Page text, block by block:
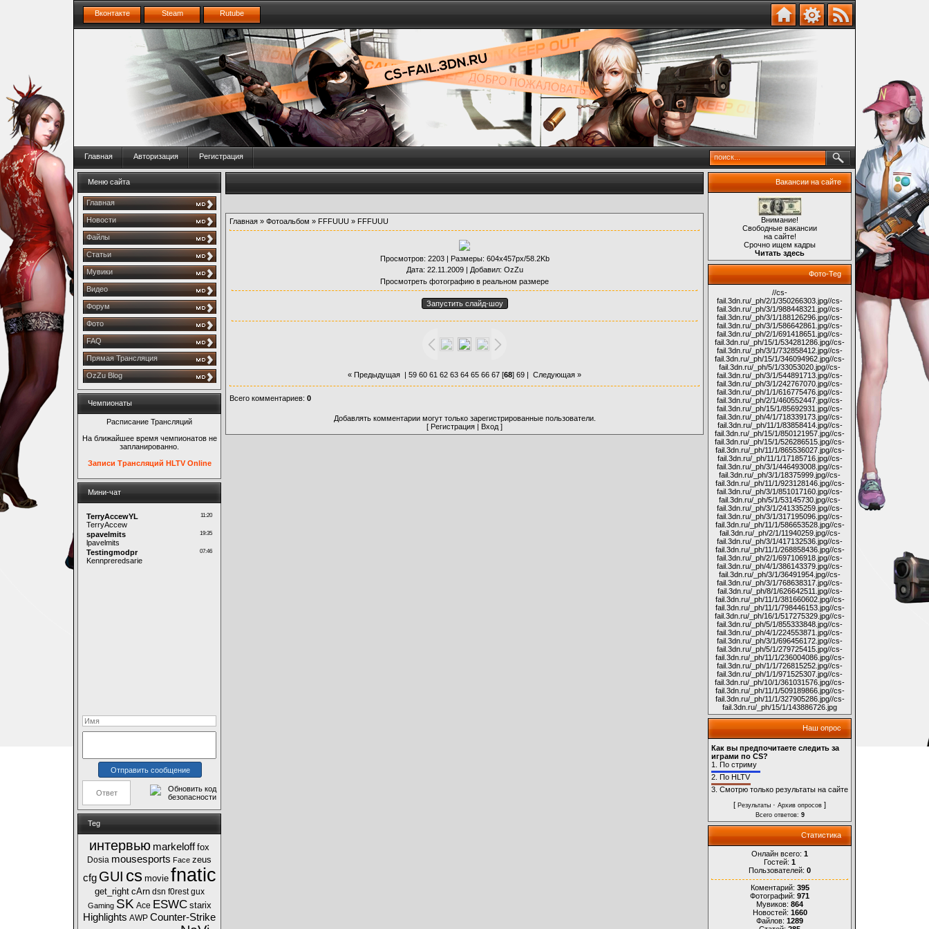
Вконтакте Steam Rutube
Главная Авторизация Регистрация
Меню сайта
Главная
Новости
Файлы
Статьи
Мувики
Видео
Форум
Фото
FAQ
Прямая Трансляция
OzZu Blog
Чемпионаты
Расписание Трансляций
На ближайшее время чемпионатов не
запланированно.
Записи Трансляций HLTV Online
Мини-чат
Teg
интервью markeloff fox
Dosia mousesports Face zeus
cfg GUI cs movie fnatic
get_right cArn dsn f0rest gux
Gaming SK Ace ESWC starix
Highlights AWP Counter-Strike
Главная » Фотоальбом » FFFUUU » FFFUUU
Просмотров: 2203 | Размеры: 604x457px/58.2Kb
Дата: 22.11.2009 | Добавил: OzZu
Просмотреть фотографию в реальном размере
« Предыдущая | 59 60 61 62 63 64 65 66 67 [68] 69 | Следующая »
Всего комментариев: 0
Добавлять комментарии могут только зарегистрированные пользователи.
[ Регистрация | Вход ]
Вакансии на сайте
Внимание!
Свободные вакансии
на сайте!
Срочно ищем кадры
Читать здесь
Фото-Teg
//cs-
fail.3dn.ru/_ph/2/1/350266303.jpg//cs-
fail.3dn.ru/_ph/3/1/988448321.jpg//cs-
fail.3dn.ru/_ph/3/1/188126296.jpg//cs-
fail.3dn.ru/_ph/3/1/586642861.jpg//cs-
fail.3dn.ru/_ph/2/1/691418651.jpg//cs-
fail.3dn.ru/_ph/15/1/534281286.jpg//cs-
fail.3dn.ru/_ph/3/1/732858412.jpg//cs-
fail.3dn.ru/_ph/15/1/346094962.jpg//cs-
fail.3dn.ru/_ph/5/1/33053020.jpg//cs-
fail.3dn.ru/_ph/3/1/544891713.jpg//cs-
fail.3dn.ru/_ph/3/1/242767070.jpg//cs-
fail.3dn.ru/_ph/1/1/616775476.jpg//cs-
fail.3dn.ru/_ph/2/1/460552447.jpg//cs-
fail.3dn.ru/_ph/15/1/85692931.jpg//cs-
fail.3dn.ru/_ph/4/1/718339173.jpg//cs-
fail.3dn.ru/_ph/11/1/83858414.jpg//cs-
fail.3dn.ru/_ph/15/1/850121957.jpg//cs-
fail.3dn.ru/_ph/15/1/526286515.jpg//cs-
fail.3dn.ru/_ph/11/1/865536027.jpg//cs-
fail.3dn.ru/_ph/11/1/17185716.jpg//cs-
fail.3dn.ru/_ph/3/1/446493008.jpg//cs-
fail.3dn.ru/_ph/3/1/18375999.jpg//cs-
fail.3dn.ru/_ph/11/1/923128146.jpg//cs-
fail.3dn.ru/_ph/3/1/851017160.jpg//cs-
fail.3dn.ru/_ph/5/1/53145730.jpg//cs-
fail.3dn.ru/_ph/3/1/241335259.jpg//cs-
fail.3dn.ru/_ph/3/1/317195096.jpg//cs-
fail.3dn.ru/_ph/11/1/586653528.jpg//cs-
fail.3dn.ru/_ph/2/1/11940259.jpg//cs-
fail.3dn.ru/_ph/3/1/417132536.jpg//cs-
fail.3dn.ru/_ph/11/1/268858436.jpg//cs-
fail.3dn.ru/_ph/2/1/697106918.jpg//cs-
fail.3dn.ru/_ph/4/1/386143379.jpg//cs-
fail.3dn.ru/_ph/3/1/36491954.jpg//cs-
fail.3dn.ru/_ph/3/1/768638317.jpg//cs-
fail.3dn.ru/_ph/8/1/626642511.jpg//cs-
fail.3dn.ru/_ph/11/1/381660602.jpg//cs-
fail.3dn.ru/_ph/11/1/798446153.jpg//cs-
fail.3dn.ru/_ph/16/1/517275329.jpg//cs-
fail.3dn.ru/_ph/5/1/855333848.jpg//cs-
fail.3dn.ru/_ph/4/1/224553871.jpg//cs-
fail.3dn.ru/_ph/3/1/696456172.jpg//cs-
fail.3dn.ru/_ph/5/1/279725415.jpg//cs-
fail.3dn.ru/_ph/11/1/236004086.jpg//cs-
fail.3dn.ru/_ph/1/1/726815252.jpg//cs-
fail.3dn.ru/_ph/1/1/971525307.jpg//cs-
fail.3dn.ru/_ph/10/1/361031576.jpg//cs-
fail.3dn.ru/_ph/11/1/509189866.jpg//cs-
fail.3dn.ru/_ph/11/1/327905286.jpg//cs-
fail.3dn.ru/_ph/15/1/143886726.jpg
Наш опрос
Как вы предпочитаете следить за
играми по CS?
1. По стриму
2. По HLTV
3. Смотрю только результаты на сайте
[ Результаты · Архив опросов ]
Всего ответов: 9
Статистика
Онлайн всего: 1
Гостей: 1
Пользователей: 0
Коментарий: 395
Фотографий: 971
Мувиков: 864
Новостей: 1660
Файлов: 1289